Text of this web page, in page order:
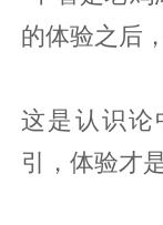
的体验之后
这是认识论
引，体验才